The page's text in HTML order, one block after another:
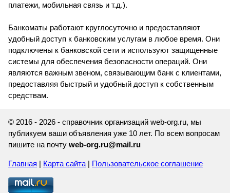
платежи, мобильная связь и т.д.).
Банкоматы работают круглосуточно и предоставляют
удобный доступ к банковским услугам в любое время. Они
подключены к банковской сети и используют защищенные
системы для обеспечения безопасности операций. Они
являются важным звеном, связывающим банк с клиентами,
предоставляя быстрый и удобный доступ к собственным
средствам.
© 2016 - 2026 - справочник организаций web-org.ru, мы
публикуем ваши объявления уже 10 лет. По всем вопросам
пишите на почту web-org.ru@mail.ru
Главная | Карта сайта| Пользовательское соглашение